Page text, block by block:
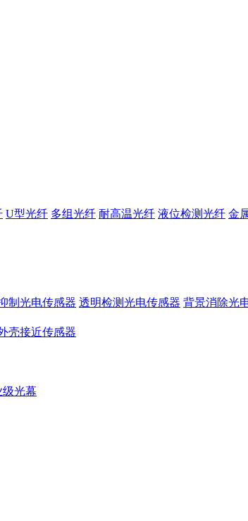
U型光纤 多组光纤 耐高温光纤 液位检测光纤 金
制光电传感器 透明检测光电传感器 背景消除光
壳接近传感器
级光幕